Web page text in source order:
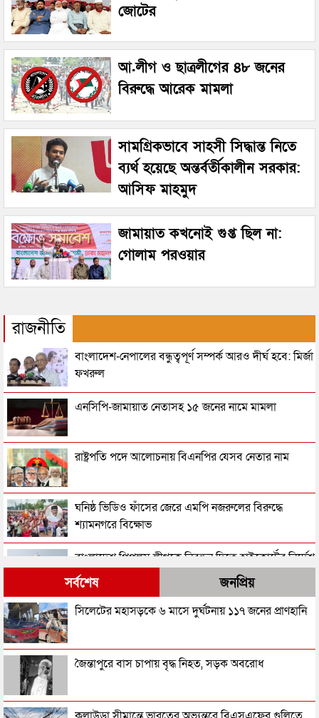
জোটের
আ.লীগ ও ছাত্রলীগের ৪৮ জনের
বিরুদ্ধে আরেক মামলা
সামগ্রিকভাবে সাহসী সিদ্ধান্ত নিতে
ব্যর্থ হয়েছে অন্তর্বর্তীকালীন সরকার:
আসিফ মাহমুদ
জামায়াত কখনোই গুপ্ত ছিল না:
গোলাম পরওয়ার
রাজনীতি
বাংলাদেশ-নেপালের বন্ধুত্বপূর্ণ সম্পর্ক আরও দীর্ঘ হবে: মির্জা
ফখরুল
এনসিপি-জামায়াত নেতাসহ ১৫ জনের নামে মামলা
রাষ্ট্রপতি পদে আলোচনায় বিএনপির যেসব নেতার নাম
ঘনিষ্ঠ ভিডিও ফাঁসের জেরে এমপি নজরুলের বিরুদ্ধে
শ্যামনগরে বিক্ষোভ
বাংলাদেশ পিপলস লীগকে নিবন্ধন দিতে হাইকোর্টের নির্দেশ
‘জুলাইয়ের গাদ্দার কার্ড’ নামে একটা কার্ড করতে চান
‘স্বৈরাচার’ বিতাড়িত হওয়ার পর একটি ‘গুপ্ত বাহিনী’ ধীরে
ধীরে আত্মপ্রকাশ করেছিল: প্রধানমন্ত্রী
নাটক কম করেন প্রিয়: প্রধানমন্ত্রীর উদ্দেশে নাহিদ ইসলাম
সর্বশেষ জনপ্রিয়
সিলেটের মহাসড়কে ৬ মাসে দুর্ঘটনায় ১১৭ জনের প্রাণহানি
জৈন্তাপুরে বাস চাপায় বৃদ্ধ নিহত, সড়ক অবরোধ